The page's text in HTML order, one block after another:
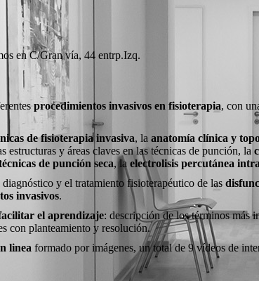
en C/Gran vía, 44 entrp.Izq.
procedimientos invasivos en fisioterapia, con
de fisioterapia invasiva, la anatomía clínica y
estructuras y áreas claves en las técnicas de punción, la
de punción seca, la electrolisis percutánea
diagnóstico y el tratamiento fisioterapéutico de las
invasivos.
el aprendizaje: descripción de los términos más
con planteamiento y resolución.
linea formado por imágenes, un total de 9 vídeos de